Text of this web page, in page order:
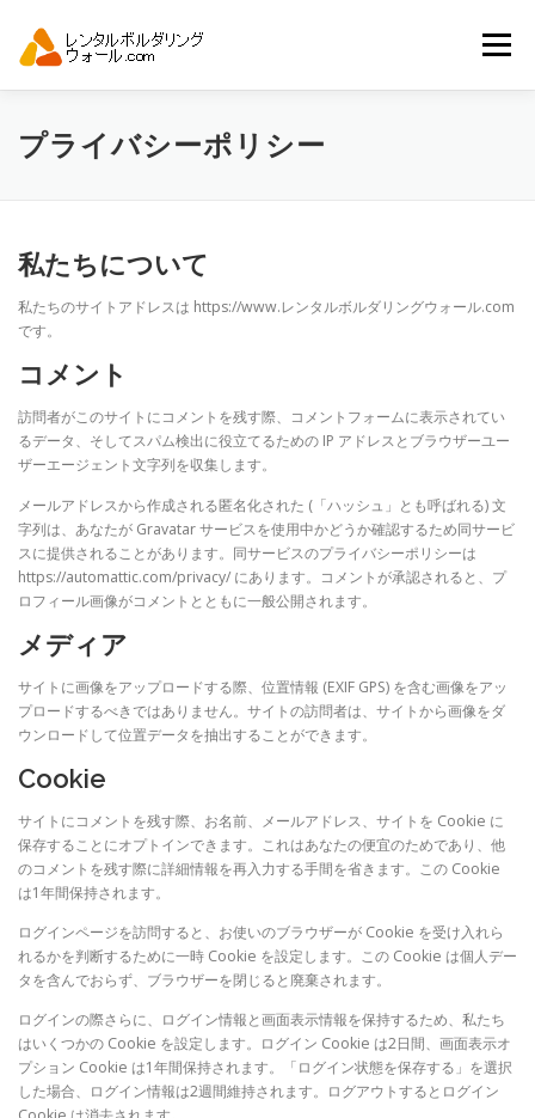
メニュー
トップ 自動見積り 商品一覧
プライバシーポリシー
私たちについて
私たちのサイトアドレスは https://www.レンタルボルダリングウォール.com
です。
コメント
訪問者がこのサイトにコメントを残す際、コメントフォームに表示されてい
るデータ、そしてスパム検出に役立てるための IP アドレスとブラウザーユー
ザーエージェント文字列を収集します。
メールアドレスから作成される匿名化された (「ハッシュ」とも呼ばれる) 文
字列は、あなたが Gravatar サービスを使用中かどうか確認するため同サービ
スに提供されることがあります。同サービスのプライバシーポリシーは
https://automattic.com/privacy/ にあります。コメントが承認されると、プ
ロフィール画像がコメントとともに一般公開されます。
メディア
サイトに画像をアップロードする際、位置情報 (EXIF GPS) を含む画像をアッ
プロードするべきではありません。サイトの訪問者は、サイトから画像をダ
ウンロードして位置データを抽出することができます。
Cookie
サイトにコメントを残す際、お名前、メールアドレス、サイトを Cookie に
保存することにオプトインできます。これはあなたの便宜のためであり、他
のコメントを残す際に詳細情報を再入力する手間を省きます。この Cookie
は1年間保持されます。
ログインページを訪問すると、お使いのブラウザーが Cookie を受け入れら
れるかを判断するために一時 Cookie を設定します。この Cookie は個人デー
タを含んでおらず、ブラウザーを閉じると廃棄されます。
ログインの際さらに、ログイン情報と画面表示情報を保持するため、私たち
はいくつかの Cookie を設定します。ログイン Cookie は2日間、画面表示オ
プション Cookie は1年間保持されます。「ログイン状態を保存する」を選択
した場合、ログイン情報は2週間維持されます。ログアウトするとログイン